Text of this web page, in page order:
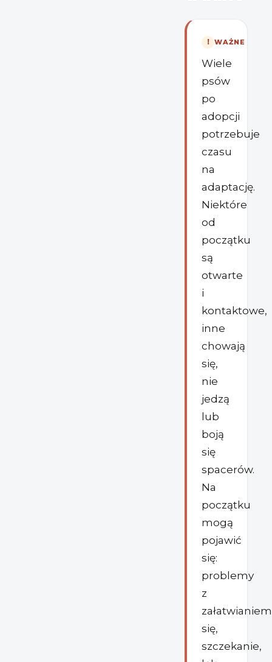
! WAŻNE
Wiele
psów
po
adopcji
potrzebuje
czasu
na
adaptację.
Niektóre
od
początku
są
otwarte
i
kontaktowe,
inne
chowają
się,
nie
jedzą
lub
boją
się
spacerów.
Na
początku
mogą
pojawić
się:
problemy
z
załatwianiem
się,
szczekanie,